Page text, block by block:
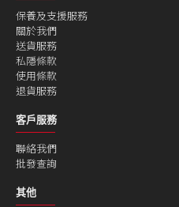
保養及支援服務
關於我們
送貨服務
私隱條款
使用條款
退貨服務
客戶服務
聯絡我們
批發查詢
其他